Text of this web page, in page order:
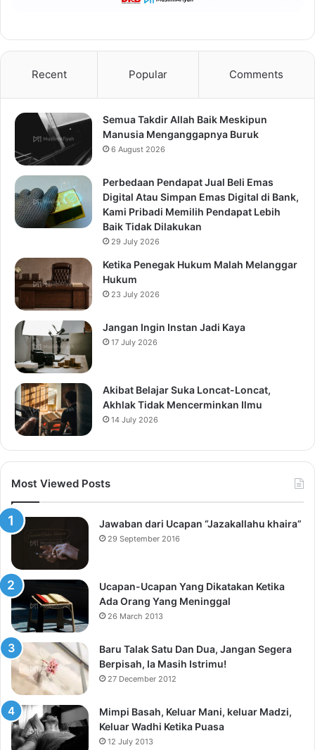
Recent Popular Comments
Semua Takdir Allah Baik Meskipun
Manusia Menganggapnya Buruk
6 August 2026
Perbedaan Pendapat Jual Beli Emas
Digital Atau Simpan Emas Digital di Bank,
Kami Pribadi Memilih Pendapat Lebih
Baik Tidak Dilakukan
29 July 2026
Ketika Penegak Hukum Malah Melanggar
Hukum
23 July 2026
Jangan Ingin Instan Jadi Kaya
17 July 2026
Akibat Belajar Suka Loncat-Loncat,
Akhlak Tidak Mencerminkan Ilmu
14 July 2026
Most Viewed Posts
Jawaban dari Ucapan “Jazakallahu khaira”
29 September 2016
Ucapan-Ucapan Yang Dikatakan Ketika
Ada Orang Yang Meninggal
26 March 2013
Baru Talak Satu Dan Dua, Jangan Segera
Berpisah, Ia Masih Istrimu!
27 December 2012
Mimpi Basah, Keluar Mani, keluar Madzi,
Keluar Wadhi Ketika Puasa
12 July 2013